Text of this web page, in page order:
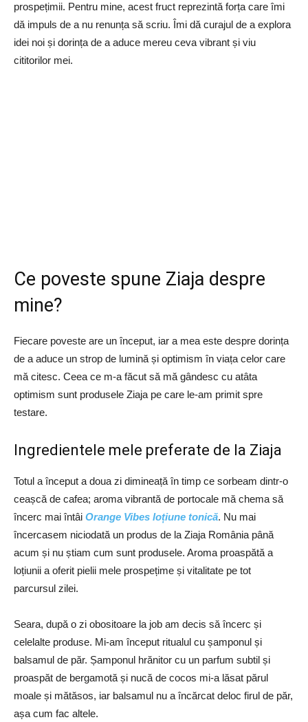
prospețimii. Pentru mine, acest fruct reprezintă forța care îmi
dă impuls de a nu renunța să scriu. Îmi dă curajul de a explora
idei noi și dorința de a aduce mereu ceva vibrant și viu
cititorilor mei.
Ce poveste spune Ziaja despre
mine?
Fiecare poveste are un început, iar a mea este despre dorința
de a aduce un strop de lumină și optimism în viața celor care
mă citesc. Ceea ce m-a făcut să mă gândesc cu atâta
optimism sunt produsele Ziaja pe care le-am primit spre
testare.
Ingredientele mele preferate de la Ziaja
Totul a început a doua zi dimineață în timp ce sorbeam dintr-o
ceașcă de cafea; aroma vibrantă de portocale mă chema să
încerc mai întâi Orange Vibes loțiune tonică. Nu mai
încercasem niciodată un produs de la Ziaja România până
acum și nu știam cum sunt produsele. Aroma proaspătă a
loțiunii a oferit pielii mele prospețime și vitalitate pe tot
parcursul zilei.
Seara, după o zi obositoare la job am decis să încerc și
celelalte produse. Mi-am început ritualul cu șamponul și
balsamul de păr. Șamponul hrănitor cu un parfum subtil și
proaspăt de bergamotă și nucă de cocos mi-a lăsat părul
moale și mătăsos, iar balsamul nu a încărcat deloc firul de păr,
așa cum fac altele.